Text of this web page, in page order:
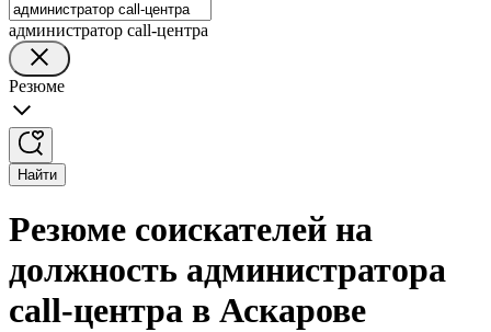
администратор call-центра
Резюме
Найти
Резюме соискателей на
должность администратора
call-центра в Аскарове